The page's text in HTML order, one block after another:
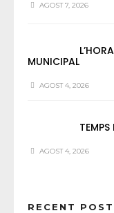
AGOST 7, 2026
MUNICIPAL
AGOST 4, 2026
AGOST 4, 2026
RECENT